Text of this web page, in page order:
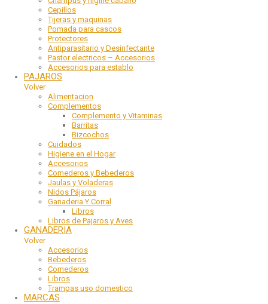
Cepillos
Tijeras y maquinas
Pomada para cascos
Protectores
Antiparasitario y Desinfectante
Pastor electricos – Accesorios
Accesorios para establo
PAJAROS
Volver
Alimentacion
Complementos
Complemento y Vitaminas
Barritas
Bizcochos
Cuidados
Higiene en el Hogar
Accesorios
Comederos y Bebederos
Jaulas y Voladeras
Nidos Pájaros
Ganaderia Y Corral
Libros
Libros de Pajaros y Aves
GANADERIA
Volver
Accesorios
Bebederos
Comederos
Libros
Trampas uso domestico
MARCAS